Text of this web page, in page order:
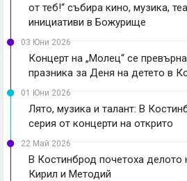
от теб!“ събира кино, музика,
инициативи в Божурище
03 Юни 2026
Концерт на „Молец“ се
празника за Деня на детето в
01 Юни 2026
Лято, музика и талант: В
серия от концерти на открито
22 Май 2026
В Костинброд почетоха делото
Кирил и Методий